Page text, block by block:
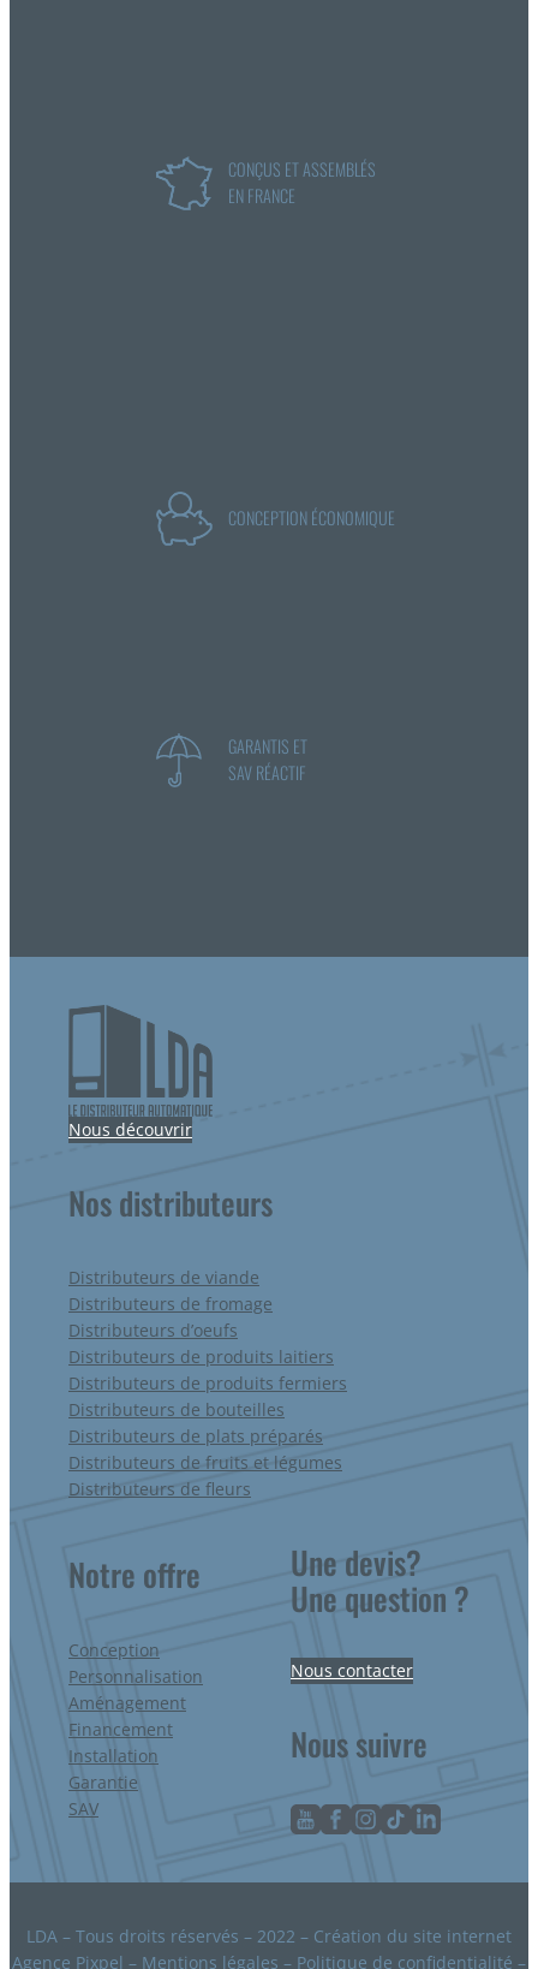
CONÇUS ET ASSEMBLÉS
EN FRANCE
CONCEPTION ÉCONOMIQUE
GARANTIS ET
SAV RÉACTIF
Nous découvrir
Nos distributeurs
Distributeurs de viande
Distributeurs de fromage
Distributeurs d’oeufs
Distributeurs de produits laitiers
Distributeurs de produits fermiers
Distributeurs de bouteilles
Distributeurs de plats préparés
Distributeurs de fruits et légumes
Distributeurs de fleurs
Notre offre
Conception
Personnalisation
Aménagement
Financement
Installation
Garantie
SAV
Une devis?
Une question ?
Nous contacter
Nous suivre
LDA – Tous droits réservés – 2022 – Création du site internet
Agence Pixpel – Mentions légales – Politique de confidentialité –